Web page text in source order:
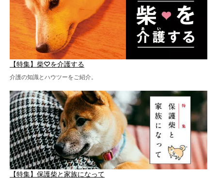
【特集】柴♡を介護する
介護の知識とハウツーをご紹介。
【特集】保護柴と家族になって